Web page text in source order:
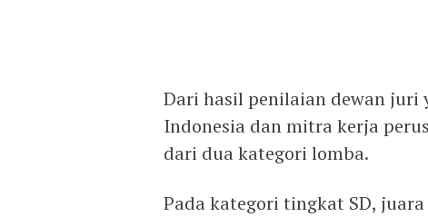
Dari hasil penilaian dewan juri
Indonesia dan mitra kerja
dari dua kategori lomba.
Pada kategori tingkat SD,